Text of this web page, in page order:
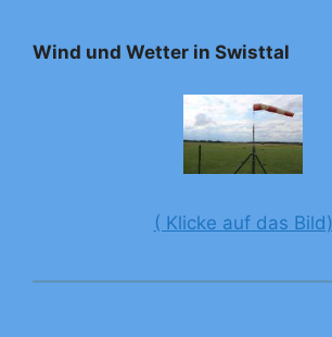
Wind und Wetter in Swisttal
( Klicke auf das Bild)